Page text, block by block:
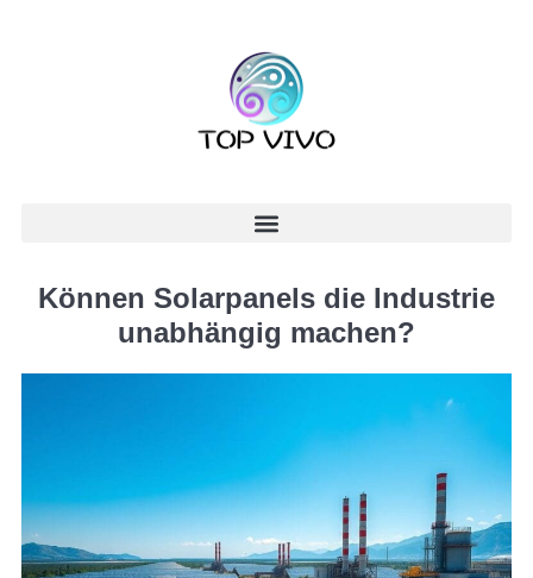
Können Solarpanels die Industrie
unabhängig machen?